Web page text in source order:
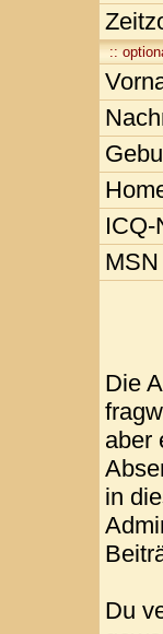
::
ICQ-
Die
aber
in
Du